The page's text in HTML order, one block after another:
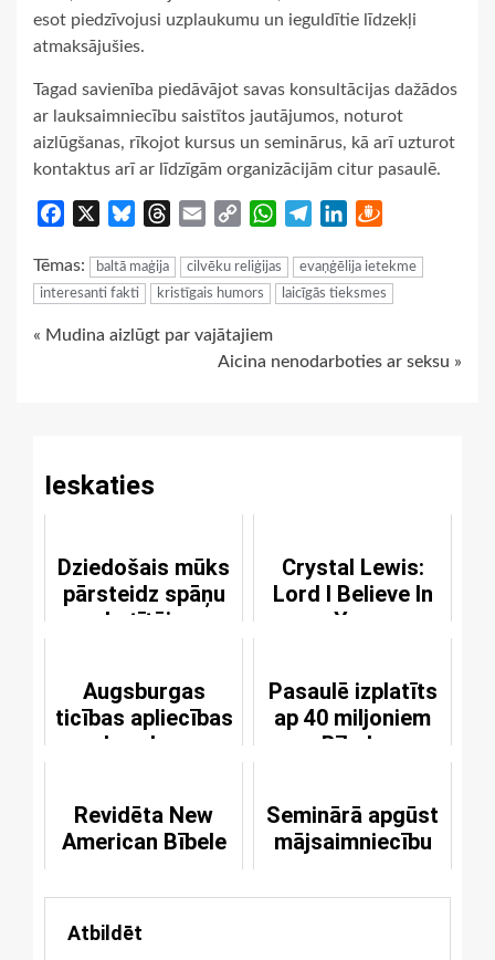
esot piedzīvojusi uzplaukumu un ieguldītie līdzekļi
atmaksājušies.
Tagad savienība piedāvājot savas konsultācijas dažādos
ar lauksaimniecību saistītos jautājumos, noturot
aizlūgšanas, rīkojot kursus un seminārus, kā arī uzturot
kontaktus arī ar līdzīgām organizācijām citur pasaulē.
Facebook BlueskyThreads
Email
Copy
WhatsApp
TelegramLinkedIn
Tēmas: baltā maģija cilvēku reliģijas
evaņģēlija ietekme
interesanti fakti
kristīgais humors laicīgās tieksmes
Continue
« Mudina aizlūgt par vajātajiem
Aicina nenodarboties ar seksu »
Ieskaties
Dziedošais mūks
pārsteidz spāņu
skatītājus
Crystal Lewis:
Lord I Believe In
You
Augsburgas
ticības apliecības
draudzes
Pasaulē izplatīts
ap 40 miljoniem
Bībeļu
Revidēta New
American Bībele
Seminārā apgūst
mājsaimniecību
Atbildēt